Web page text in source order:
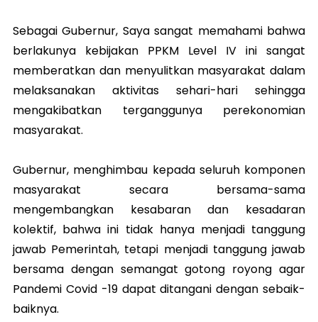
Sebagai Gubernur, Saya sangat memahami bahwa
berlakunya kebijakan PPKM Level IV ini sangat
memberatkan dan menyulitkan masyarakat dalam
melaksanakan aktivitas sehari-hari sehingga
mengakibatkan terganggunya perekonomian
masyarakat.
Gubernur, menghimbau kepada seluruh komponen
masyarakat secara bersama-sama
mengembangkan kesabaran dan kesadaran
kolektif, bahwa ini tidak hanya menjadi tanggung
jawab Pemerintah, tetapi menjadi tanggung jawab
bersama dengan semangat gotong royong agar
Pandemi Covid -19 dapat ditangani dengan sebaik-
baiknya.